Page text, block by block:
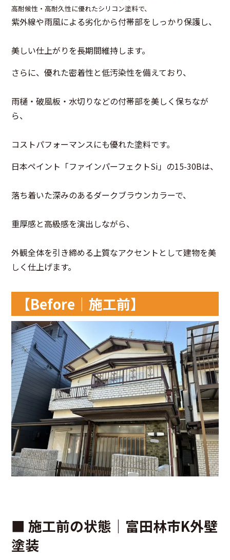
高耐候性・高耐久性に優れたシリコン塗料で、
紫外線や雨風による劣化から付帯部をしっかり保護し、
美しい仕上がりを長期間維持します。
さらに、優れた密着性と低汚染性を備えており、
雨樋・破風板・水切りなどの付帯部を美しく保ちなが
ら、
コストパフォーマンスにも優れた塗料です。
日本ペイント「ファインパーフェクトSi」の15-30Bは、
落ち着いた深みのあるダークブラウンカラーで、
重厚感と高級感を演出しながら、
外観全体を引き締める上質なアクセントとして建物を美
しく仕上げます。
【Before｜施工前】
■ 施工前の状態｜富田林市K外壁
塗装